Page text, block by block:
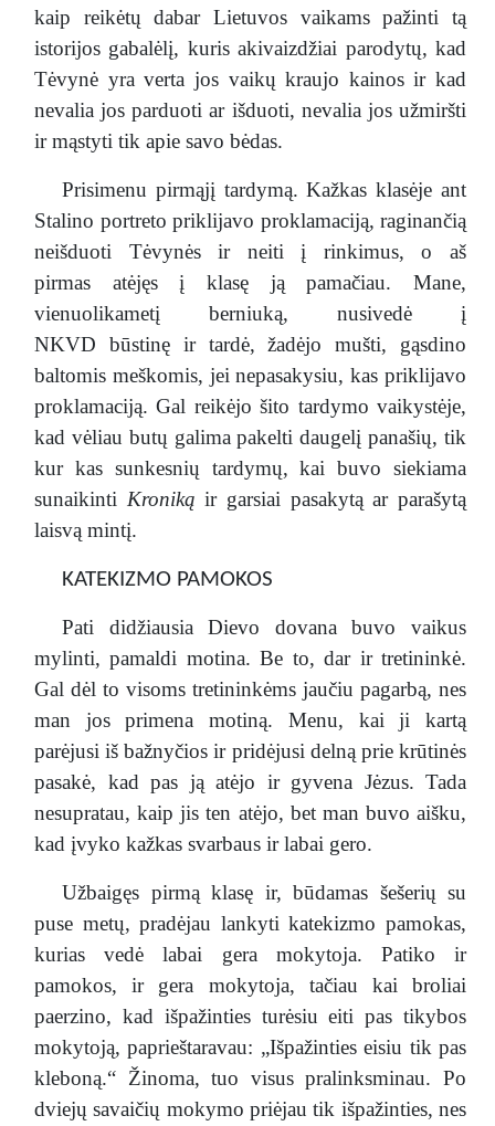
kaip reikėtų dabar Lietuvos vaikams pažinti tą
istorijos gabalėlį, kuris akivaizdžiai parodytų, kad
Tėvynė yra verta jos vaikų kraujo kainos ir kad
nevalia jos parduoti ar išduoti, nevalia jos užmiršti
ir mąstyti tik apie savo bėdas.
Prisimenu pirmąjį tardymą. Kažkas klasėje ant
Stalino portreto priklijavo proklamaciją, raginančią
neišduoti Tėvynės ir neiti į rinkimus, o aš
pirmas atėjęs į klasę ją pamačiau. Mane,
vienuolikametį berniuką, nusivedė į
NKVD būstinę ir tardė, žadėjo mušti, gąsdino
baltomis meškomis, jei nepasakysiu, kas priklijavo
proklamaciją. Gal reikėjo šito tardymo vaikystėje,
kad vėliau butų galima pakelti daugelį panašių, tik
kur kas sunkesnių tardymų, kai buvo siekiama
sunaikinti Kroniką ir garsiai pasakytą ar parašytą
laisvą mintį.
KATEKIZMO PAMOKOS
Pati didžiausia Dievo dovana buvo vaikus
mylinti, pamaldi motina. Be to, dar ir tretininkė.
Gal dėl to visoms tretininkėms jaučiu pagarbą, nes
man jos primena motiną. Menu, kai ji kartą
parėjusi iš bažnyčios ir pridėjusi delną prie krūtinės
pasakė, kad pas ją atėjo ir gyvena Jėzus. Tada
nesupratau, kaip jis ten atėjo, bet man buvo aišku,
kad įvyko kažkas svarbaus ir labai gero.
Užbaigęs pirmą klasę ir, būdamas šešerių su
puse metų, pradėjau lankyti katekizmo pamokas,
kurias vedė labai gera mokytoja. Patiko ir
pamokos, ir gera mokytoja, tačiau kai broliai
paerzino, kad išpažinties turėsiu eiti pas tikybos
mokytoją, paprieštaravau: „Išpažinties eisiu tik pas
kleboną.“ Žinoma, tuo visus pralinksminau. Po
dviejų savaičių mokymo priėjau tik išpažinties, nes